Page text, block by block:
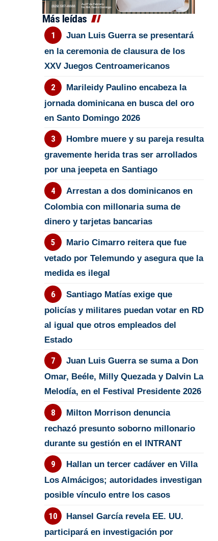
Más leídas
Juan Luis Guerra se presentará
en la ceremonia de clausura de los
XXV Juegos Centroamericanos
Marileidy Paulino encabeza la
jornada dominicana en busca del oro
en Santo Domingo 2026
Hombre muere y su pareja resulta
gravemente herida tras ser arrollados
por una jeepeta en Santiago
Arrestan a dos dominicanos en
Colombia con millonaria suma de
dinero y tarjetas bancarias
Mario Cimarro reitera que fue
vetado por Telemundo y asegura que la
medida es ilegal
Santiago Matías exige que
policías y militares puedan votar en RD
al igual que otros empleados del
Estado
Juan Luis Guerra se suma a Don
Omar, Beéle, Milly Quezada y Dalvin La
Melodía, en el Festival Presidente 2026
Milton Morrison denuncia
rechazó presunto soborno millonario
durante su gestión en el INTRANT
Hallan un tercer cadáver en Villa
Los Almácigos; autoridades investigan
posible vínculo entre los casos
Hansel García revela EE. UU.
participará en investigación por